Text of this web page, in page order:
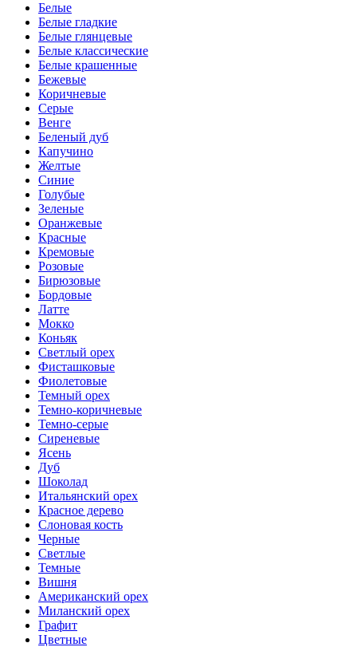
Белые
Белые гладкие
Белые глянцевые
Белые классические
Белые крашенные
Бежевые
Коричневые
Серые
Венге
Беленый дуб
Капучино
Желтые
Синие
Голубые
Зеленые
Оранжевые
Красные
Кремовые
Розовые
Бирюзовые
Бордовые
Латте
Мокко
Коньяк
Светлый орех
Фисташковые
Фиолетовые
Темный орех
Темно-коричневые
Темно-серые
Сиреневые
Ясень
Дуб
Шоколад
Итальянский орех
Красное дерево
Слоновая кость
Черные
Светлые
Темные
Вишня
Американский орех
Миланский орех
Графит
Цветные